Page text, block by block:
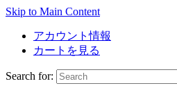
Skip to Main Content
アカウント情報
カートを見る
Search for: